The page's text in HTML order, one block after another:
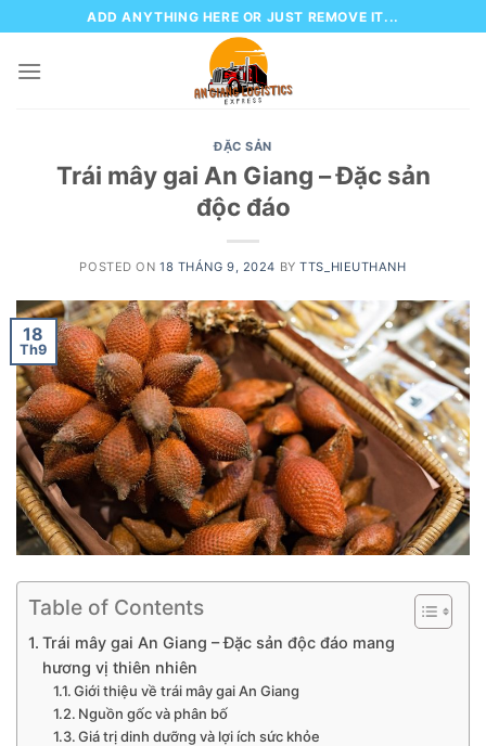
to
content
ADD ANYTHING HERE OR JUST REMOVE IT...
ĐẶC SẢN
Trái mây gai An Giang – Đặc sản
độc đáo
POSTED ON18 THÁNG 9, 2024 BYTTS_HIEUTHANH
18
Th9
Table of Contents
Trái mây gai An Giang – Đặc sản độc đáo mang
hương vị thiên nhiên
Giới thiệu về trái mây gai An Giang
Nguồn gốc và phân bố
Giá trị dinh dưỡng và lợi ích sức khỏe